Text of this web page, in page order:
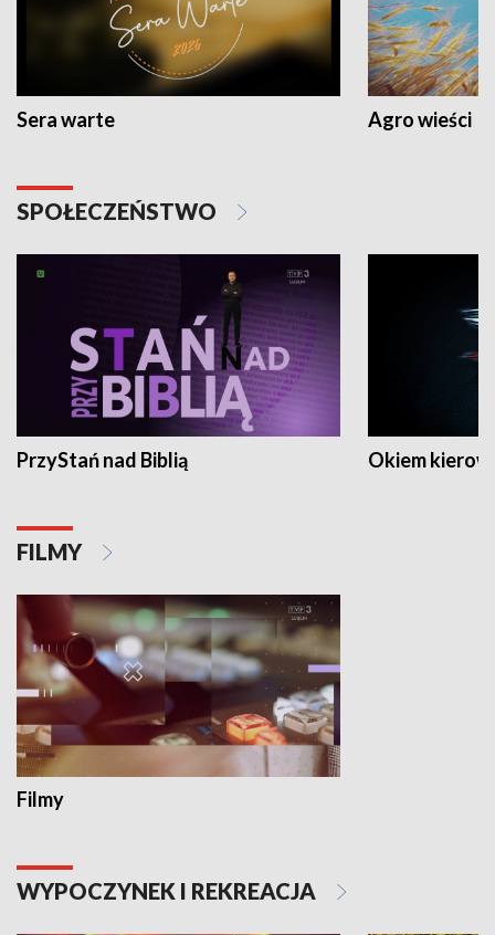
Sera warte Agro wieści
SPOŁECZEŃSTWO
PrzyStań nad Biblią Okiem
FILMY
Filmy
WYPOCZYNEK I REKREACJA